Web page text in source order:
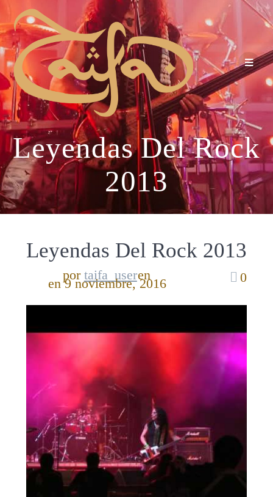
Leyendas Del Rock
2013
Leyendas Del Rock 2013
por taifa_useren
en 9 noviembre, 2016 0